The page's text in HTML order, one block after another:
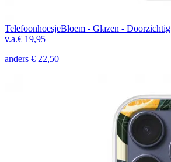
TelefoonhoesjeBloem - Glazen - Doorzichtig
v.a.€ 19,95
anders € 22,50